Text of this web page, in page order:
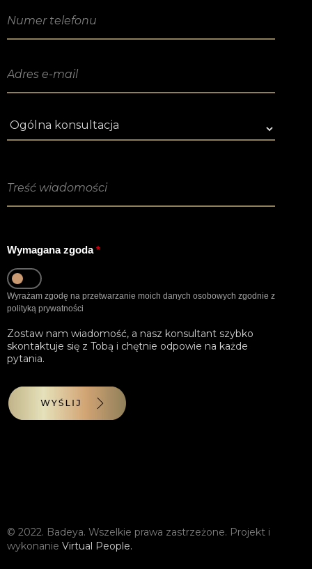
Wymagana zgoda*
Wyrażam zgodę na przetwarzanie moich danych osobowych zgodnie z
polityką prywatności
Zostaw nam wiadomość, a nasz konsultant szybko
skontaktuje się z Tobą i chętnie odpowie na każde
pytania.
WYŚLIJ
© 2022. Badeya. Wszelkie prawa zastrzeżone. Projekt i
wykonanie Virtual People.